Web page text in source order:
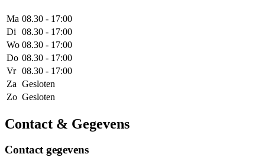
Ma 08.30 - 17:00
Di
08.30 - 17:00
Wo 08.30 - 17:00
Do 08.30 - 17:00
Vr 08.30 - 17:00
Za Gesloten
Zo Gesloten
Contact & Gegevens
Contact gegevens